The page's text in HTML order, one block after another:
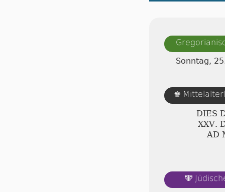
Sonntag,
♚
DIES
ⅩⅩⅤ.
AD
🕎